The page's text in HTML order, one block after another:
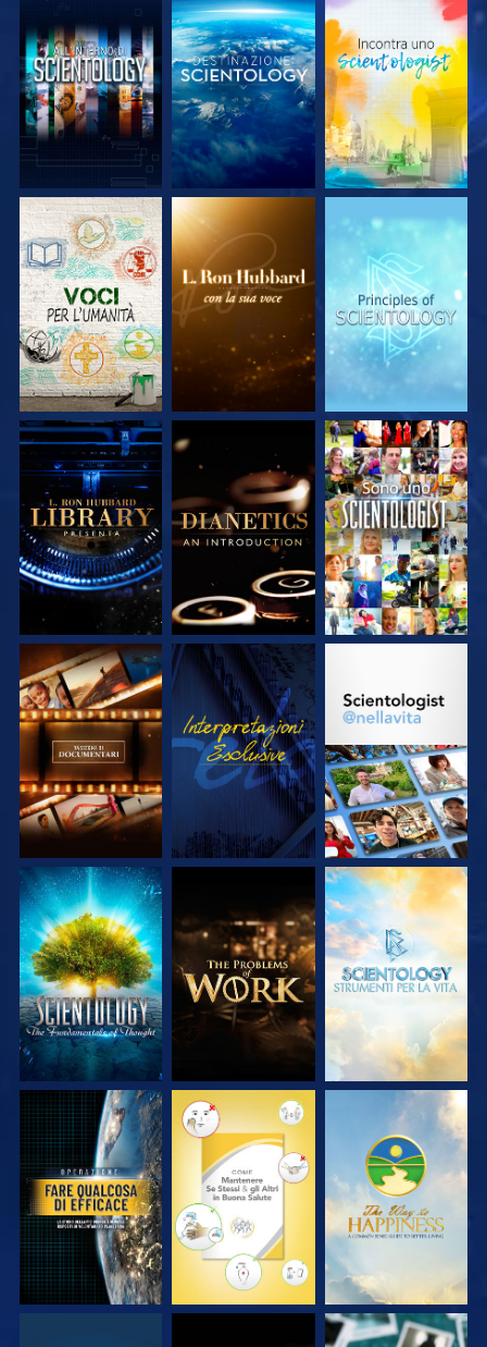
ESPLORA LE
SERIE
ESPLORA LE
SERIE
ESPLORA LE
SERIE
ESPLORA LE
SERIE
ESPLORA LE
SERIE
GUARDA
ESPLORA LE
SERIE
GUARDA
ESPLORA LE
ESPLORA LE
SERIE
ESPLORA LE
SERIE
ESPLORA LE
SERIE
GUARDA GUARDA GUARDA